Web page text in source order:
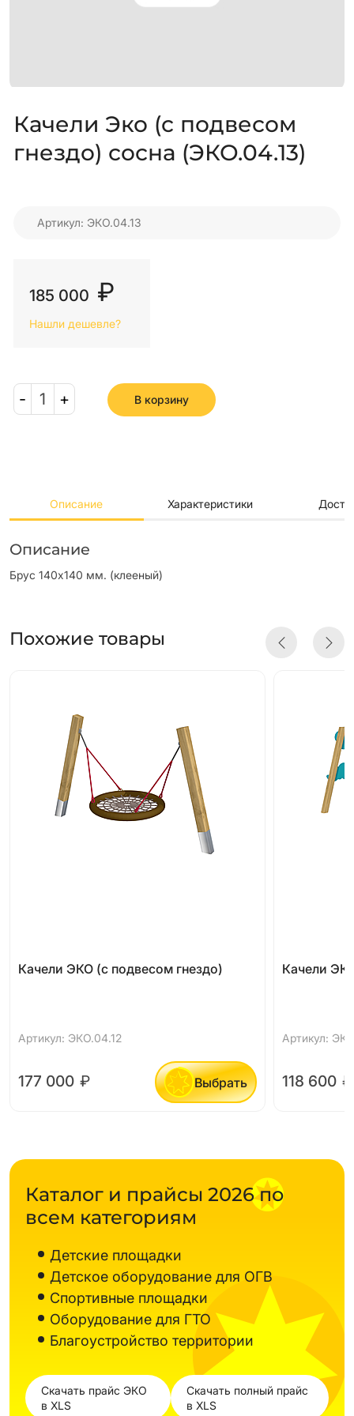
Качели Эко (с подвесом
гнездо) сосна (ЭКО.04.13)
Артикул: ЭКО.04.13
185 000 ₽
Нашли дешевле?
- 1 + В корзину
Описание Характеристики
Описание
Брус 140х140 мм. (клееный)
Похожие товары
Качели ЭКО (с подвесом гнездо)
Артикул: ЭКО.04.12
177 000 ₽ Выбрать
Качели
Артикул:
118 600 ₽
Каталог и прайсы 2026 по
всем категориям
Детские площадки
Детское оборудование для ОГВ
Спортивные площадки
Оборудование для ГТО
Благоустройство территории
Скачать прайс ЭКО
в XLS
Скачать полный прайс
в XLS